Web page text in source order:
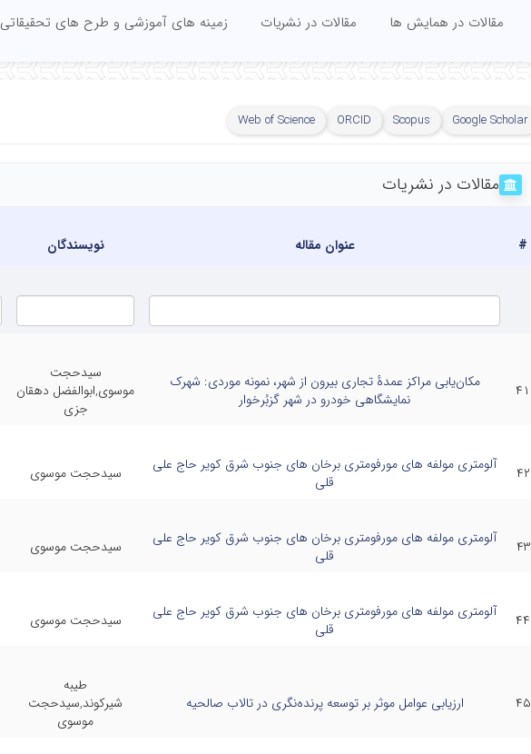
مقالات در همایش ها مقالات در نشریات زمینه های آموزشی و طرح های تحقیقاتی
Google Scholar
Scopus
ORCID
Web of Science
مقالات در نشریات
# عنوان مقاله نویسندگان
۴۱
مکان‌یابی مراکز عمدۀ تجاری بیرون از شهر، نمونه موردی: شهرک
نمایشگاهی خودرو در شهر گزبُرخوار
سیدحجت
موسوی,ابوالفضل دهقان
جزی
۴۲
آلومتری مولفه های مورفومتری برخان های جنوب شرق کویر حاج علی
قلی
سیدحجت موسوی
۴۳
آلومتری مولفه های مورفومتری برخان های جنوب شرق کویر حاج علی
قلی
سیدحجت موسوی
۴۴
آلومتری مولفه های مورفومتری برخان های جنوب شرق کویر حاج علی
قلی
سیدحجت موسوی
۴۵ ارزیابی عوامل موثر بر توسعه پرنده‌نگری در تالاب صالحیه
طیبه
شیرکوند,سیدحجت
موسوی